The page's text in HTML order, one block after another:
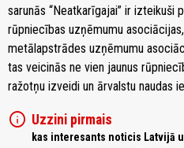
sarunās “Neatkarīgajai” ir izteikuši
rūpniecības uzņēmumu
metālapstrādes uzņēmumu
tas veicinās ne vien jaunus
ražotņu izveidi un ārvalstu naudas
info Uzzini pirmais
kas interesants noticis Latvijā